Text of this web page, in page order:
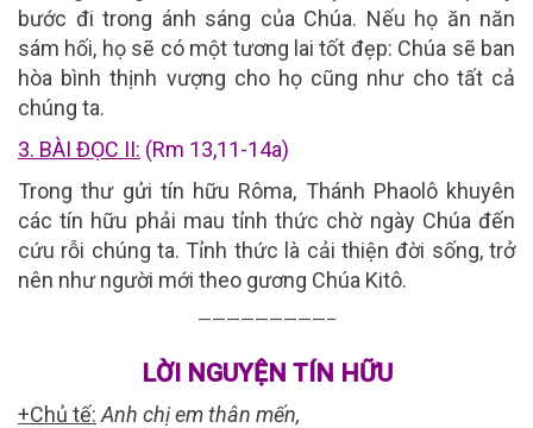
bước đi trong ánh sáng của Chúa. Nếu họ ăn năn
sám hối, họ sẽ có một tương lai tốt đẹp: Chúa sẽ ban
hòa bình thịnh vượng cho họ cũng như cho tất cả
chúng ta.
3. BÀI ĐỌC II: (Rm 13,11-14a)
Trong thư gửi tín hữu Rôma, Thánh Phaolô khuyên
các tín hữu phải mau tỉnh thức chờ ngày Chúa đến
cứu rỗi chúng ta. Tỉnh thức là cải thiện đời sống, trở
nên như người mới theo gương Chúa Kitô.
—————————–
LỜI NGUYỆN TÍN HỮU
+Chủ tế: Anh chị em thân mến,